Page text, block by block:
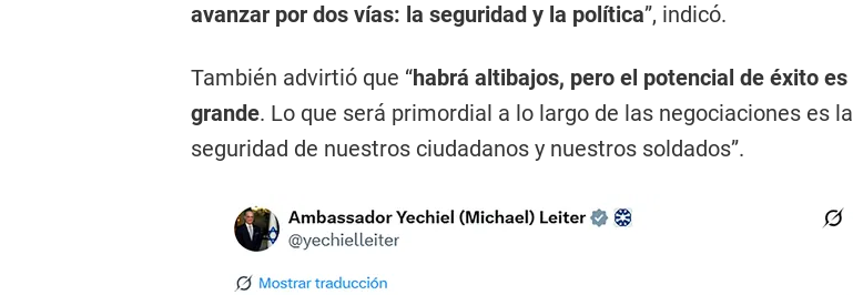
avanzar por dos vías: la seguridad y la política”, indicó.
También advirtió que “habrá altibajos, pero el potencial de éxito es
grande. Lo que será primordial a lo largo de las negociaciones es la
seguridad de nuestros ciudadanos y nuestros soldados”.